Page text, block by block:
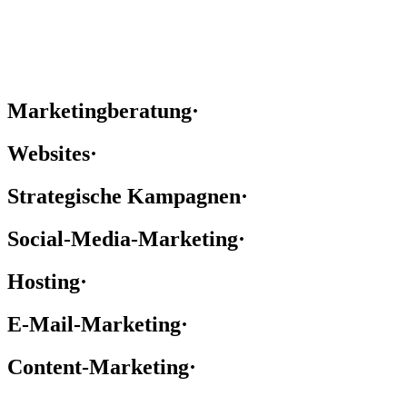
Marketingberatung·
Websites·
Strategische Kampagnen·
Social-Media-Marketing·
Hosting·
E-Mail-Marketing·
Content-Marketing·